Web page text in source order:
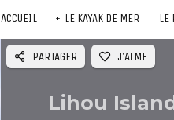
ACCUEIL LE KAYAK DE MER LE
Lihou
PARTAGER J'AIME